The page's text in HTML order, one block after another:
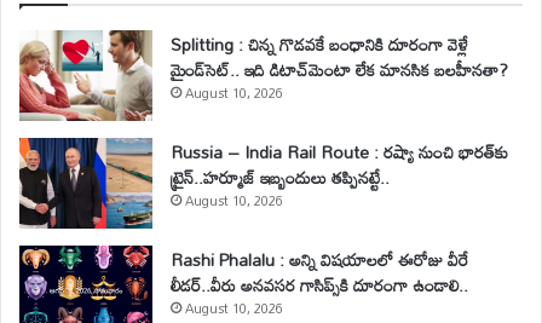
Splitting : చిన్న గొడవకే బంధానికి దూరంగా వెళ్లే
మైండ్‌సెట్.. ఇది డిటాచ్‌మెంటా లేక మానసిక బలహీనతా?
August 10, 2026
Russia – India Rail Route : రష్యా నుంచి భారత్‌కు
ట్రైన్..హర్మూజ్ ఇబ్బందులు తప్పినట్టే..
August 10, 2026
Rashi Phalalu : అన్ని విషయాలలో ఈరోజు వీరే
లీడర్‌..వీరు అనవసర గాసిప్స్‌కి దూరంగా ఉండాలి..
August 10, 2026